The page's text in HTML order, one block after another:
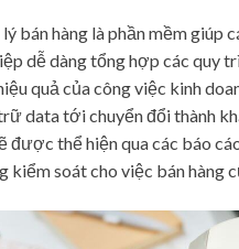
bán hàng là phần mềm giúp
dễ dàng tổng hợp các quy
quả của công việc kinh
data tới chuyển đổi thành
được thể hiện qua các báo
kiểm soát cho việc bán hàng